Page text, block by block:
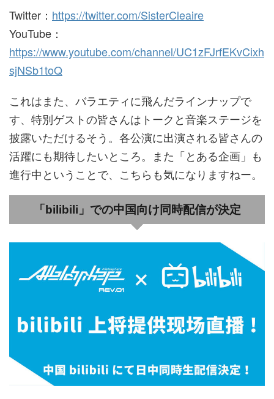
Twitter： https://twitter.com/SisterCleaire
YouTube：
https://www.youtube.com/channel/UC1zFJrfEKvCixh
sjNSb1toQ
これはまた、バラエティに飛んだラインナップで
す、特別ゲストの皆さんはトークと音楽ステージを
披露いただけるそう。各公演に出演される皆さんの
活躍にも期待したいところ。また「とある企画」も
進行中ということで、こちらも気になりますねー。
「bilibili」での中国向け同時配信が決定